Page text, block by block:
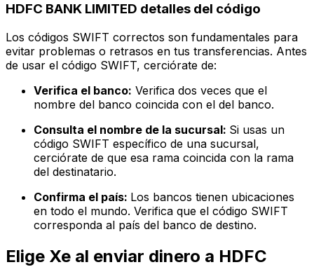
HDFC BANK LIMITED detalles del código
Los códigos SWIFT correctos son fundamentales para
evitar problemas o retrasos en tus transferencias. Antes
de usar el código SWIFT, cerciórate de:
Verifica el banco: Verifica dos veces que el
nombre del banco coincida con el del banco.
Consulta el nombre de la sucursal: Si usas un
código SWIFT específico de una sucursal,
cerciórate de que esa rama coincida con la rama
del destinatario.
Confirma el país: Los bancos tienen ubicaciones
en todo el mundo. Verifica que el código SWIFT
corresponda al país del banco de destino.
Elige Xe al enviar dinero a HDFC